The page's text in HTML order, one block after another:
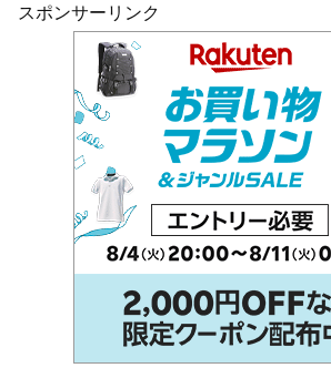
スポンサーリンク